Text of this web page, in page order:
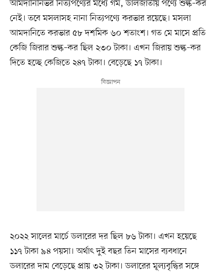
আমদানিনির্ভর নিত্যপণ্যের মধ্যে গম, ডালজাতীয় পণ্যে শুল্ক–কর
নেই। তবে মসলাসহ নানা নিত্যপণ্যে করভার রয়েছে। মসলা
আমদানিতে করভার ৫৮ দশমিক ৬০ শতাংশ। গত মে মাসে প্রতি
কেজি জিরার শুল্ক–কর ছিল ২৩০ টাকা। এখন জিরায় শুল্ক–কর
দিতে হচ্ছে কেজিতে ২৪৭ টাকা। বেড়েছে ১৭ টাকা।
২০২২ সালের মার্চে ডলারের দর ছিল ৮৬ টাকা। এখন হয়েছে
১১৭ টাকা ৯৪ পয়সা। অর্থাৎ দুই বছর তিন মাসের ব্যবধানে
ডলারের দাম বেড়েছে প্রায় ৩২ টাকা। ডলারের মূল্যবৃদ্ধির সঙ্গে